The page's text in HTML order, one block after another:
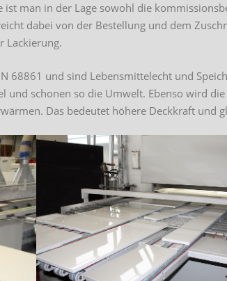
man in der Lage sowohl die
dabei von der Bestellung und dem
Lackierung.
68861 und sind Lebensmittelecht und
und schonen so die Umwelt. Ebenso wird
Das bedeutet höhere Deckkraft und